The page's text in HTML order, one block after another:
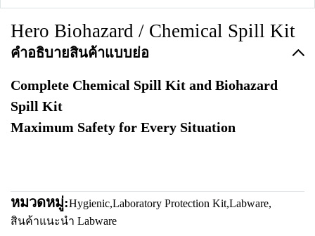
Hero Biohazard / Chemical Spill Kit
คำอธิบายสินค้าแบบย่อ
Complete Chemical Spill Kit and Biohazard
Spill Kit
Maximum Safety for Every Situation
หมวดหมู่:Hygienic,Laboratory Protection Kit,Labware,
สินค้าแนะนำ Labware